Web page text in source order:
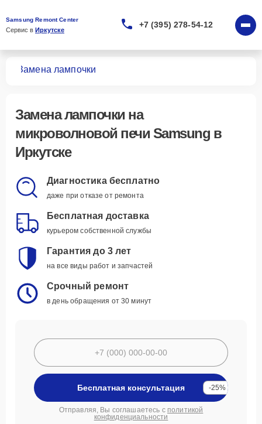
Samsung Remont Center
Сервис в Иркутске
+7 (395) 278-54-12
Замена лампочки
Замена лампочки на
микроволновой печи Samsung в
Иркутске
Диагностика бесплатно
даже при отказе от ремонта
Бесплатная доставка
курьером собственной службы
Гарантия до 3 лет
на все виды работ и запчастей
Срочный ремонт
в день обращения от 30 минут
Бесплатная консультация -25%
Отправляя, Вы соглашаетесь с политикой
конфиденциальности